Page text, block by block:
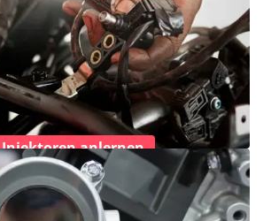
Injektoren anlernen